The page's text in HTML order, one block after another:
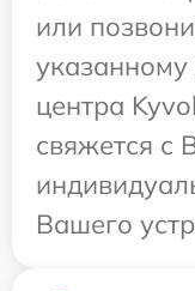
или
указанному
центра
свяжется с
Вашего